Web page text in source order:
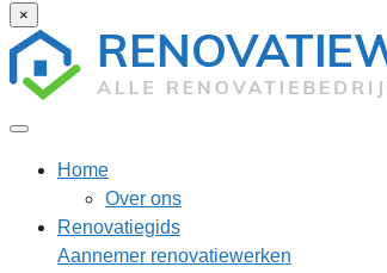
×
Home
Over ons
Renovatiegids
Aannemer renovatiewerken